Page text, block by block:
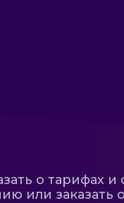
о тарифах и
или заказать